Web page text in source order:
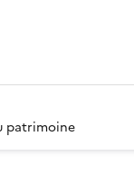
patrimoine